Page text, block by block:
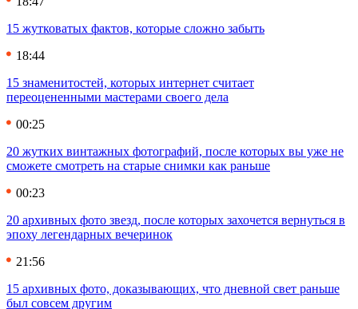
15 жутковатых фактов, которые сложно забыть
18:44
15 знаменитостей, которых интернет считает
переоцененными мастерами своего дела
00:25
20 жутких винтажных фотографий, после которых вы уже не
сможете смотреть на старые снимки как раньше
00:23
20 архивных фото звезд, после которых захочется вернуться в
эпоху легендарных вечеринок
21:56
15 архивных фото, доказывающих, что дневной свет раньше
был совсем другим